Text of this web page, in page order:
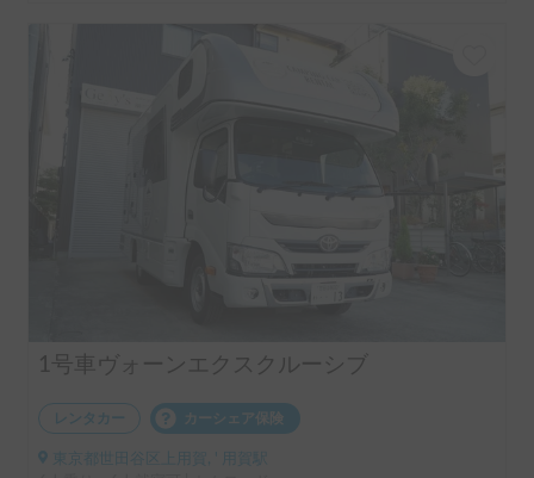
1号車ヴォーンエクスクルーシブ
レンタカー カーシェア保険
東京都世田谷区上用賀, ' 用賀駅